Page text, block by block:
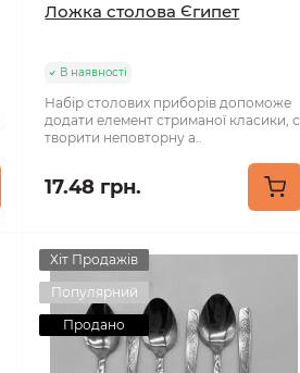
Ложка столова Єгипет
В наявності
Набір столових приборів допоможе
додати елемент стриманої класики, с
творити неповторну а..
17.48 грн.
Хіт Продажів
Популярний
Продано